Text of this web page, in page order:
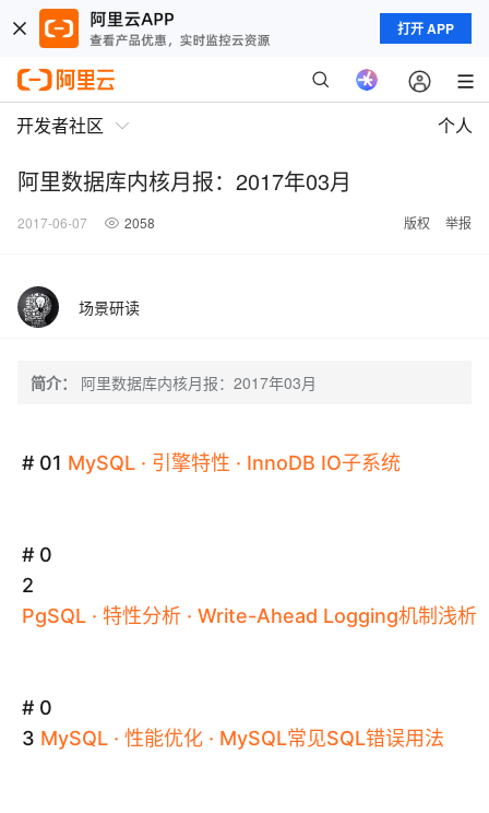
打开 APP
开发者社区 个人
阿里数据库内核月报：2017年03月
2017-06-07 2058 版权 举报
场景研读
简介： 阿里数据库内核月报：2017年03月
# 01 MySQL · 引擎特性 · InnoDB IO子系统
# 0
2
PgSQL · 特性分析 · Write-Ahead Logging机制浅析
# 0
3 MySQL · 性能优化 · MySQL常见SQL错误用法